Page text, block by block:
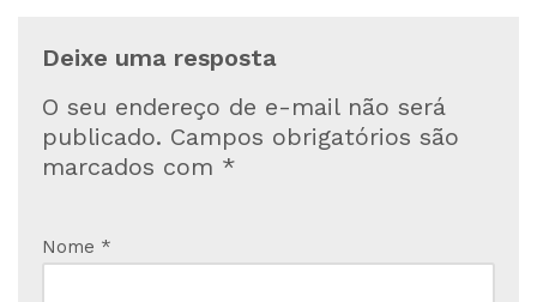
Deixe uma resposta
O seu endereço de e-mail não será
publicado. Campos obrigatórios são
marcados com *
Nome *